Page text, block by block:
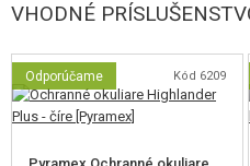
Manuálná brokovnice, je štýlová,
Okrem občasného vyčistenie
zvláštnu údržbu. Nie je nutné plniť
balení nájdete okrem zbrane
príslušenstvo v našom eshope.
VHODNÉ
Odporúčame Kód 6209